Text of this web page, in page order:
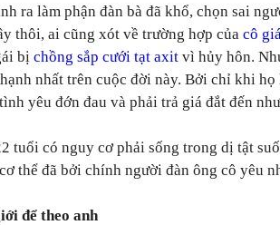
ra làm phận đàn bà đã khổ, chọn sai
thôi, ai cũng xót về trường hợp của cô
bị chồng sắp cưới tạt axit vì hủy hôn.
nhất trên cuộc đời này. Bởi chỉ khi
yêu đớn đau và phải trả giá đắt đến
tuổi có nguy cơ phải sống trong dị tật
thể đã bởi chính người đàn ông cô yêu
để theo anh